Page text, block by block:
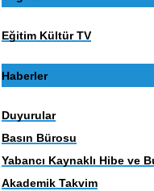
Eğitim Kültür TV
Haberler
Duyurular
Basın Bürosu
Yabancı Kaynaklı Hibe ve
Akademik Takvim